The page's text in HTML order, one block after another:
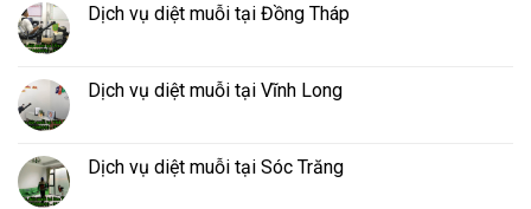
Dịch vụ diệt muỗi tại Đồng Tháp
Dịch vụ diệt muỗi tại Vĩnh Long
Dịch vụ diệt muỗi tại Sóc Trăng